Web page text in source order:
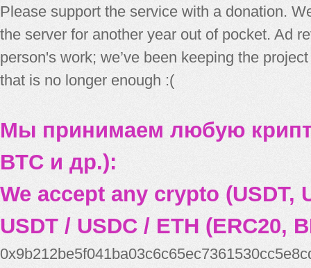
Please support the service with a donation.
the server for another year out of pocket. Ad
person's work; we’ve been keeping the
that is no longer enough :(
Мы принимаем любую
BTC и др.):
We accept any crypto (USDT,
USDT / USDC / ETH (ERC20,